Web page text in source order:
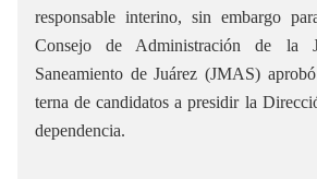
responsable interino, sin embargo
Consejo de Administración de la
Saneamiento de Juárez (JMAS)
terna de candidatos a presidir la
dependencia.